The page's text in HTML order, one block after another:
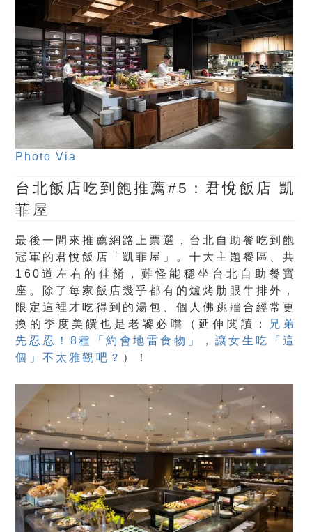
Photo Via
台北飯店吃到飽推薦#5：君悅飯店 凱
菲屋
最後一間來推薦網路上票選，台北自助餐吃到飽
冠軍的君悅飯店「凱菲屋」。十大主題餐區、共
160道左右的佳餚，難怪能穩坐台北自助餐寶
座。除了每家飯店幾乎都有的爐烤肋眼牛排外，
限定這裡才吃得到的湯包、個人佛跳牆合經常更
換的季度美饌也是老饕必嚐（延伸閱讀：
兄弟
先忍忍！8種「約會地雷食物」，讓女生吃「這
個」不太雅觀吧？ ）！